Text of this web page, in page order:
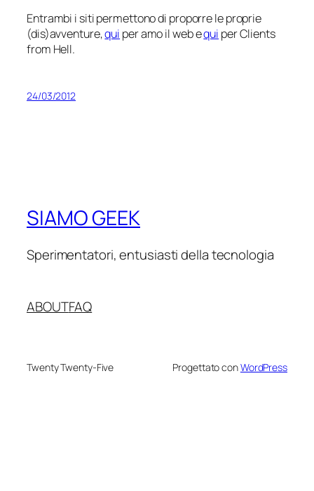
Entrambi i siti permettono di proporre le proprie
(dis)avventure,qui per amo il web equi per Clients
from Hell.
24/03/2012
SIAMO GEEK
Sperimentatori, entusiasti della tecnologia
ABOUTFAQ
Twenty Twenty-Five Progettato conWordPress